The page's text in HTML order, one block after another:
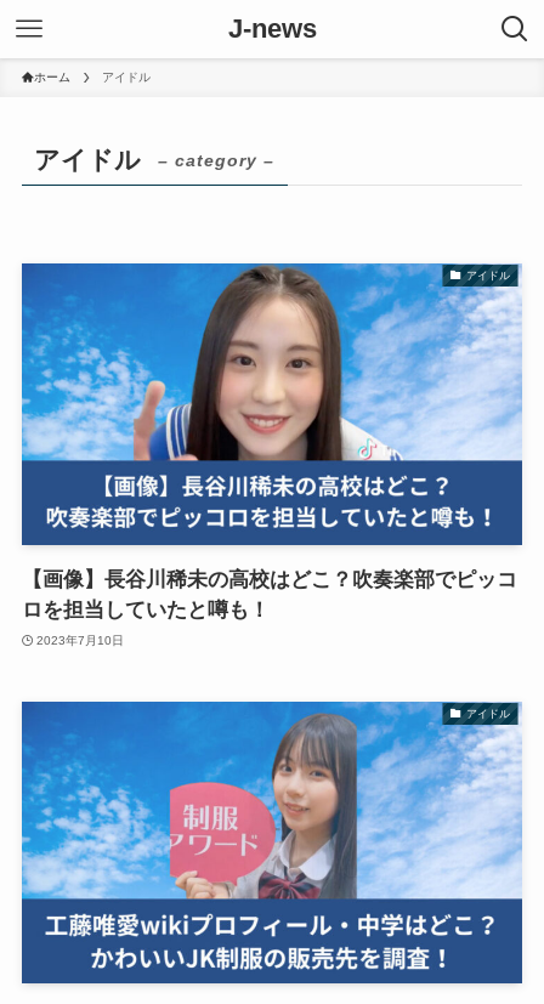
J-news
ホーム アイドル
アイドル – category –
アイドル
【画像】長谷川稀未の高校はどこ？吹奏楽部でピッコ
ロを担当していたと噂も！
2023年7月10日
アイドル